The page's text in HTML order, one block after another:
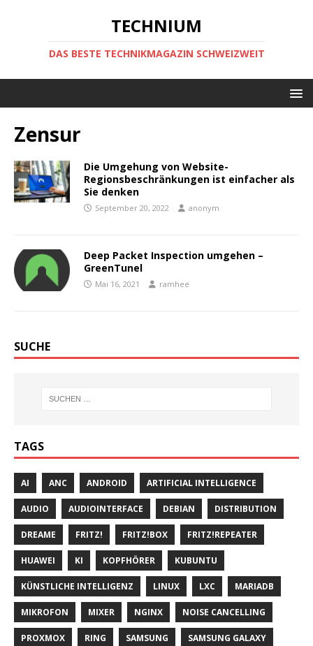
TECHNIUM
DAS BESTE TECHNIKMAGAZIN SCHWEIZWEIT
Zensur
Die Umgehung von Website-
Regionsbeschränkungen ist einfacher als
Sie denken
September 20, 2022 anonym
Deep Packet Inspection umgehen –
GreenTunel
Mai 16, 2021 ramhee
SUCHE
TAGS
AI ANC ANDROID ARTIFICIAL INTELLIGENCE
AUDIO AUDIOINTERFACE DEBIAN DISTRIBUTION
DREAME FRITZ! FRITZ!BOX FRITZ!REPEATER
HUAWEI KI KOPFHÖRER KUBUNTU
KÜNSTLICHE INTELLIGENZ LINUX LXC MARIADB
MIKROFON MIXER NGINX NOISE CANCELLING
PROXMOX RING SAMSUNG SAMSUNG GALAXY